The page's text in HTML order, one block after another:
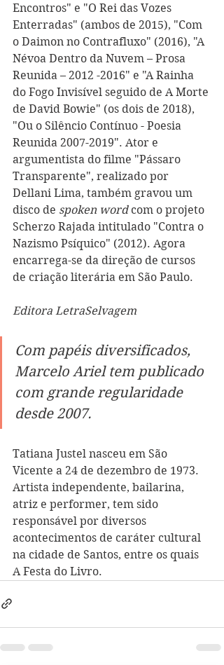
Encontros" e "O Rei das Vozes
Enterradas" (ambos de 2015), "Com
o Daimon no Contrafluxo" (2016), "A
Névoa Dentro da Nuvem – Prosa
Reunida – 2012 -2016" e "A Rainha
do Fogo Invisível seguido de A Morte
de David Bowie" (os dois de 2018),
"Ou o Silêncio Contínuo - Poesia
Reunida 2007-2019". Ator e
argumentista do filme "Pássaro
Transparente", realizado por
Dellani Lima, também gravou um
disco de spoken word com o projeto
Scherzo Rajada intitulado "Contra o
Nazismo Psíquico" (2012). Agora
encarrega-se da direção de cursos
de criação literária em São Paulo.
Editora LetraSelvagem
Com papéis diversificados,
Marcelo Ariel tem publicado
com grande regularidade
desde 2007.
Tatiana Justel nasceu em São
Vicente a 24 de dezembro de 1973.
Artista independente, bailarina,
atriz e performer, tem sido
responsável por diversos
acontecimentos de caráter cultural
na cidade de Santos, entre os quais
A Festa do Livro.